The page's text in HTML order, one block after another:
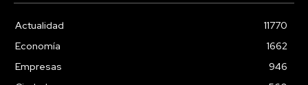
Actualidad
11770
Economía
1662
Empresas
946